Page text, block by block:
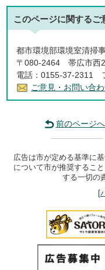
このページに関するご
都市環境部環境室清掃
〒080-2464 帯広市西
電話：0155-37-2311
ご意見・お問い合
前のページ
広告は市が定める基準に
について市が推奨するこ
する一切の
[